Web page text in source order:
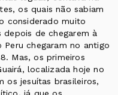
os quais não sabiam
considerado muito
depois de chegarem à
chegaram no antigo
Mas, os primeiros
localizada hoje no
os jesuítas brasileiros,